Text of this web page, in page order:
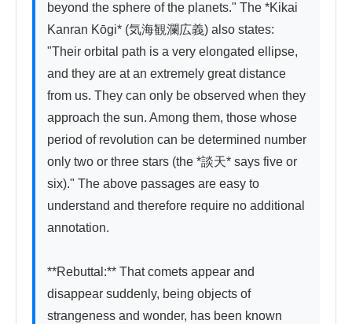
beyond the sphere of the planets." The *Kikai
Kanran Kōgi* (気海観瀾広義) also states:
"Their orbital path is a very elongated ellipse,
and they are at an extremely great distance
from us. They can only be observed when they
approach the sun. Among them, those whose
period of revolution can be determined number
only two or three stars (the *談天* says five or
six)." The above passages are easy to
understand and therefore require no additional
annotation.
**Rebuttal:** That comets appear and
disappear suddenly, being objects of
strangeness and wonder, has been known